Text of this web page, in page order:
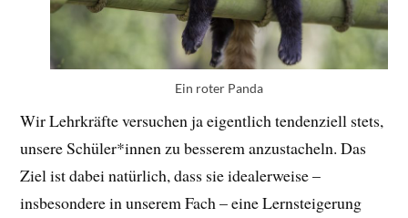
Ein roter Panda
Wir Lehrkräfte versuchen ja eigentlich tendenziell stets,
unsere Schüler*innen zu besserem anzustacheln. Das
Ziel ist dabei natürlich, dass sie idealerweise –
insbesondere in unserem Fach – eine Lernsteigerung